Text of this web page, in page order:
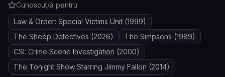
Cunoscut/ă pentru
Law & Order: Special Victims Unit (1999)
The Sheep Detectives (2026) The Simpsons (1989)
CSI: Crime Scene Investigation (2000)
The Tonight Show Starring Jimmy Fallon (2014)